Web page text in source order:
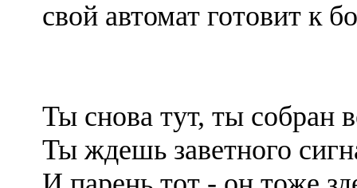
свой автомат готовит к
Ты снова тут, ты собран
Ты ждешь заветного